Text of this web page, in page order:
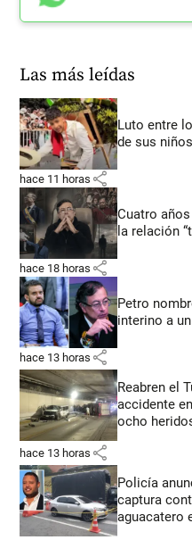
Las más leídas
Luto entre
de sus
hace 11 horas share
Cuatro
la relación
hace 18 horas share
Petro
interino a
hace 13 horas share
Reabren el
accidente
ocho
hace 13 horas share
Policía
captura
aguacatero